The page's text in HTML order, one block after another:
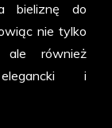
bieliznę do
nie tylko
ale również
i